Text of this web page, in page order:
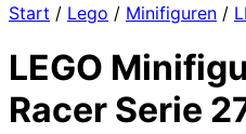
Start / Lego / Minifiguren /
LEGO
Racer Serie